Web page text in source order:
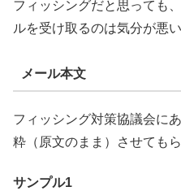
フィッシングだと思っても
ルを受け取るのは気分が悪い
メール本文
フィッシング対策協議会に
粋（原文のまま）させてもら
サンプル1